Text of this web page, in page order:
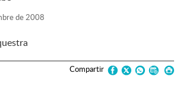
de2008
Compartir